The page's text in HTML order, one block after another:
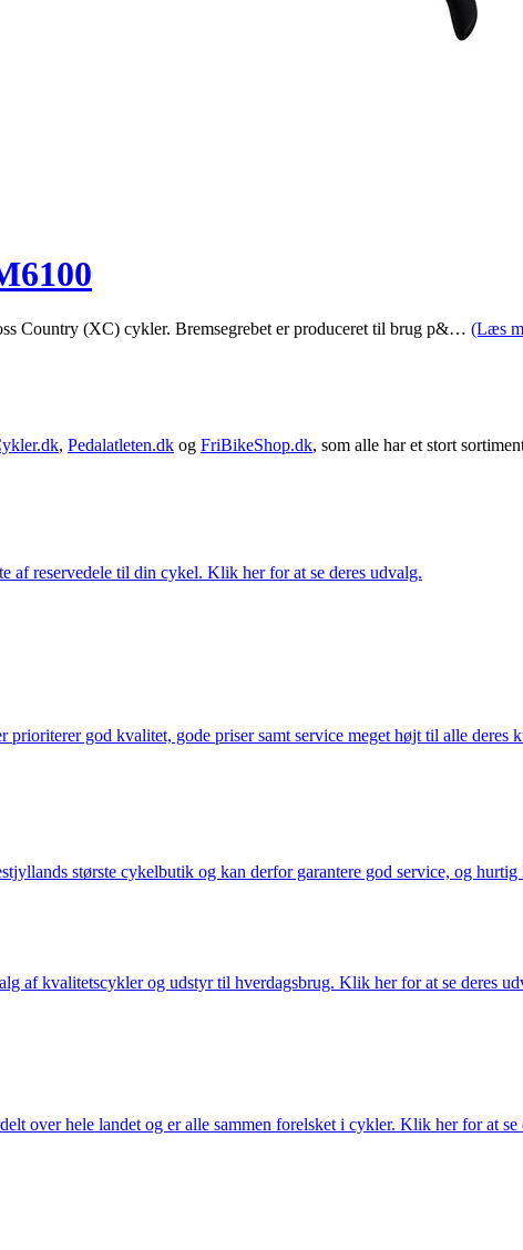
Country (XC) cykler. Bremsegrebet er produceret til brug p&… (Læs
, Pedalatleten.dk og FriBikeShop.dk, som alle har et stort
reservedele til din cykel. Klik her for at se deres udvalg.
god kvalitet, gode priser samt service meget højt til alle deres
største cykelbutik og kan derfor garantere god service, og
af kvalitetscykler og udstyr til hverdagsbrug. Klik her for at se deres
over hele landet og er alle sammen forelsket i cykler. Klik her for at se